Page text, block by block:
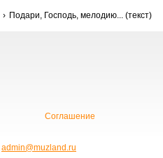
Подари, Господь, мелодию... (текст)
Соглашение
admin@muzland.ru